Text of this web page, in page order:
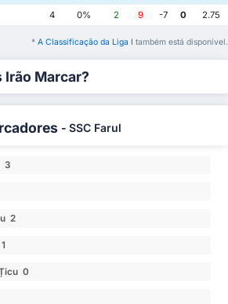
4 0% 2 9 -7 0 2.75
* A Classificação da Liga I também está disponível.
Irão Marcar?
- SSC Farul
3
2
0